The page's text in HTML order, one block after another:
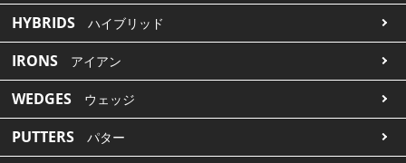
HYBRIDS ハイブリッド
IRONS アイアン
WEDGES ウェッジ
PUTTERS パター